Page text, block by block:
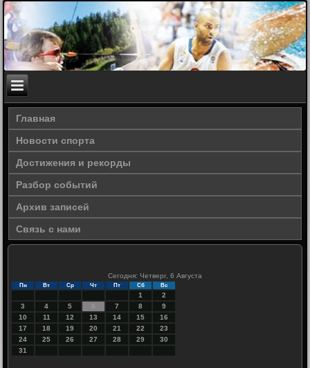
Главная
Новости спорта
Достижения и рекорды
Разбор событий
Архив записей
Связь с нами
Сегодня: Четверг, 6 Августа
Пн Вт Ср Чт Пт Сб Вс
1
2
3
4 5 6 7 8
9
10
11 12 13 14 15
16
17
18 19 20 21 22
23
24
25 26 27 28 29
30
31